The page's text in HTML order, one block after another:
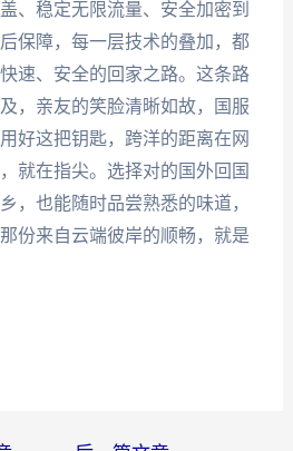
、稳定无限流量、安全加密到
保障，每一层技术的叠加，都
速、安全的回家之路。这条路
，亲友的笑脸清晰如故，国服
好这把钥匙，跨洋的距离在网
就在指尖。选择对的国外回国
，也能随时品尝熟悉的味道，
份来自云端彼岸的顺畅，就是